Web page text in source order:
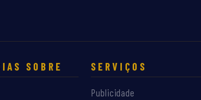
SOBRE SERVIÇOS
Publicidade